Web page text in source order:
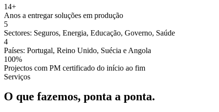
14+
Anos a entregar soluções em produção
5
Sectores: Seguros, Energia, Educação, Governo, Saúde
4
Países: Portugal, Reino Unido, Suécia e Angola
100%
Projectos com PM certificado do início ao fim
Serviços
O que fazemos, ponta a ponta.